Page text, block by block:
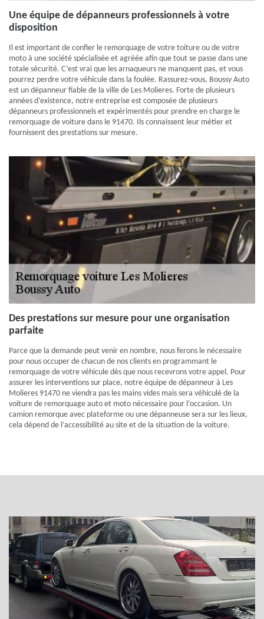
Une équipe de dépanneurs professionnels à votre
disposition
Il est important de confier le remorquage de votre toiture ou de votre
moto à une société spécialisée et agréée afin que tout se passe dans une
totale sécurité. C’est vrai que les arnaqueurs ne manquent pas, et vous
pourrez perdre votre véhicule dans la foulée. Rassurez-vous, Boussy Auto
est un dépanneur fiable de la ville de Les Molieres. Forte de plusieurs
années d’existence, notre entreprise est composée de plusieurs
dépanneurs professionnels et expérimentés pour prendre en charge le
remorquage de voiture dans le 91470. Ils connaissent leur métier et
fournissent des prestations sur mesure.
Des prestations sur mesure pour une organisation
parfaite
Parce que la demande peut venir en nombre, nous ferons le nécessaire
pour nous occuper de chacun de nos clients en programmant le
remorquage de votre véhicule dès que nous recevrons votre appel. Pour
assurer les interventions sur place, notre équipe de dépanneur à Les
Molieres 91470 ne viendra pas les mains vides mais sera véhiculé de la
voiture de remorquage auto et moto nécessaire pour l’occasion. Un
camion remorque avec plateforme ou une dépanneuse sera sur les lieux,
cela dépend de l’accessibilité au site et de la situation de la voiture.